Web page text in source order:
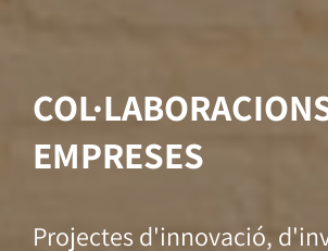
Politècnics?
INICIA EL PROCÉS
MATRÍCULA